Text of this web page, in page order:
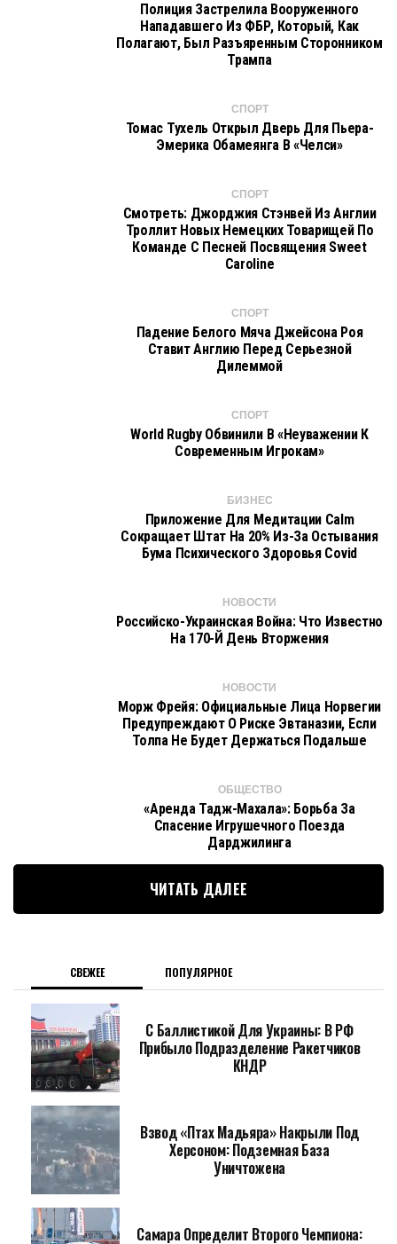
Полиция Застрелила Вооруженного
Нападавшего Из ФБР, Который, Как
Полагают, Был Разъяренным Сторонником
Трампа
СПОРТ
Томас Тухель Открыл Дверь Для Пьера-
Эмерика Обамеянга В «Челси»
СПОРТ
Смотреть: Джорджия Стэнвей Из Англии
Троллит Новых Немецких Товарищей По
Команде С Песней Посвящения Sweet
Caroline
СПОРТ
Падение Белого Мяча Джейсона Роя
Ставит Англию Перед Серьезной
Дилеммой
СПОРТ
World Rugby Обвинили В «неуважении К
Современным Игрокам»
БИЗНЕС
Приложение Для Медитации Calm
Сокращает Штат На 20% Из-За Остывания
Бума Психического Здоровья Covid
НОВОСТИ
Российско-Украинская Война: Что Известно
На 170-Й День Вторжения
НОВОСТИ
Морж Фрейя: Официальные Лица Норвегии
Предупреждают О Риске Эвтаназии, Если
Толпа Не Будет Держаться Подальше
ОБЩЕСТВО
«Аренда Тадж-Махала»: Борьба За
Спасение Игрушечного Поезда
Дарджилинга
ЧИТАТЬ ДАЛЕЕ
СВЕЖЕЕ ПОПУЛЯРНОЕ
С Баллистикой Для Украины: В РФ
Прибыло Подразделение Ракетчиков
КНДР
Взвод «Птах Мадьяра» Накрыли Под
Херсоном: Подземная База
Уничтожена
Самара Определит Второго Чемпиона: